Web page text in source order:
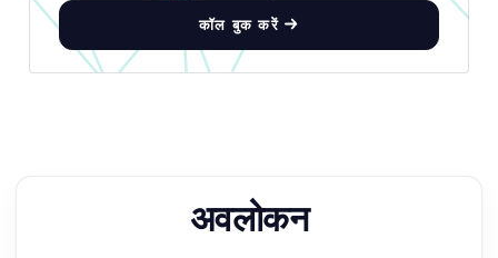
कॉल बुक करें
अवलोकन
एंडपॉइंट्स, मूल्य निर्धारण, इंटीग्रेशन टिप्स, जो आप चाहें।